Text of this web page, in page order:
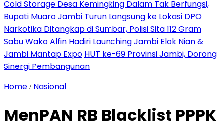
Cold Storage Desa Kemingking Dalam Tak Berfungsi,
Bupati Muaro Jambi Turun Langsung ke Lokasi DPO
Narkotika Ditangkap di Sumbar, Polisi Sita 112 Gram
SabuWako Alfin Hadiri Launching Jambi Elok Nian &
Jambi Mantap Expo HUT ke-69 Provinsi Jambi, Dorong
Sinergi Pembangunan
Home / Nasional
MenPAN RB Blacklist PPPK